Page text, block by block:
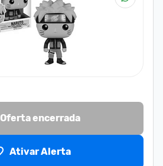
Oferta encerrada
Ativar Alerta